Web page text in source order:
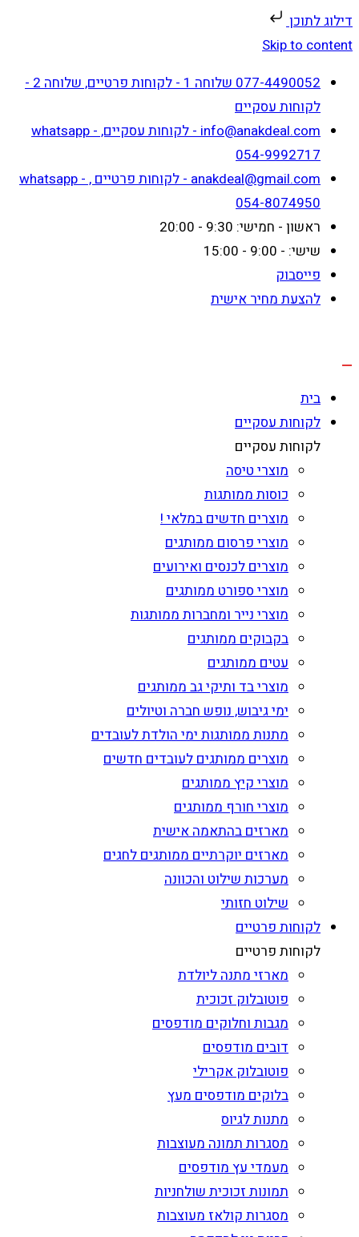
דילוג לתוכן
Skip to content
077-4490052 שלוחה 1 - לקוחות פרטיים, שלוחה 2 -
לקוחות עסקיים
info@anakdeal.com - לקוחות עסקיים, whatsapp -
054-9992717
anakdeal@gmail.com - לקוחות פרטיים , whatsapp -
054-8074950
ראשון - חמישי: 9:30 - 20:00
שישי: - 9:00 - 15:00
פייסבוק
להצעת מחיר אישית
בית
לקוחות עסקיים
לקוחות עסקיים
מוצרי טיסה
כוסות ממותגות
מוצרים חדשים במלאי !
מוצרי פרסום ממותגים
מוצרים לכנסים ואירועים
מוצרי ספורט ממותגים
מוצרי נייר ומחברות ממותגות
בקבוקים ממותגים
עטים ממותגים
מוצרי בד ותיקי גב ממותגים
ימי גיבוש, נופש חברה וטיולים
מתנות ממותגות ימי הולדת לעובדים
מוצרים ממותגים לעובדים חדשים
מוצרי קיץ ממותגים
מוצרי חורף ממותגים
מארזים בהתאמה אישית
מארזים יוקרתיים ממותגים לחגים
מערכות שילוט והכוונה
שילוט חזותי
לקוחות פרטיים
לקוחות פרטיים
מארזי מתנה ליולדת
פוטובלוק זכוכית
מגבות וחלוקים מודפסים
דובים מודפסים
פוטובלוק אקרילי
בלוקים מודפסים מעץ
מתנות לגיוס
מסגרות תמונה מעוצבות
מעמדי עץ מודפסים
תמונות זכוכית שולחניות
מסגרות קולאז מעוצבות